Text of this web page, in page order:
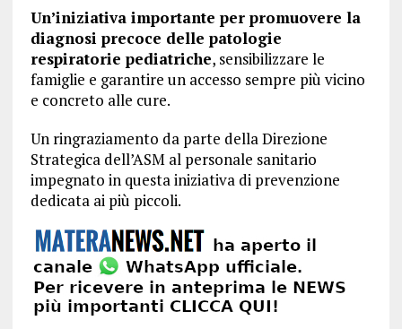
Un’iniziativa importante per promuovere la
diagnosi precoce delle patologie
respiratorie pediatriche, sensibilizzare le
famiglie e garantire un accesso sempre più vicino
e concreto alle cure.
Un ringraziamento da parte della Direzione
Strategica dell’ASM al personale sanitario
impegnato in questa iniziativa di prevenzione
dedicata ai più piccoli.